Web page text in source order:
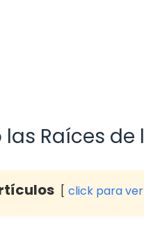
Raíces
click para